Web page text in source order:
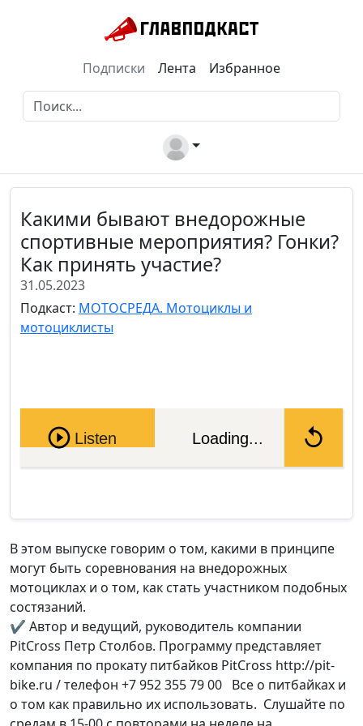
Подписки Лента Избранное
Какими бывают внедорожные
спортивные мероприятия? Гонки?
Как принять участие?
31.05.2023
Подкаст: МОТОСРЕДА. Мотоциклы и
мотоциклисты
Pause
Listen Loading...
В этом выпуске говорим о том, какими в принципе
могут быть соревнования на внедорожных
мотоциклах и о том, как стать участником подобных
состязаний.
✔ Автор и ведущий, руководитель компании
PitCross Петр Столбов. Программу представляет
компания по прокату питбайков PitCross http://pit-
bike.ru / телефон +7 952 355 79 00 Все о питбайках и
о том как правильно их использовать. Слушайте по